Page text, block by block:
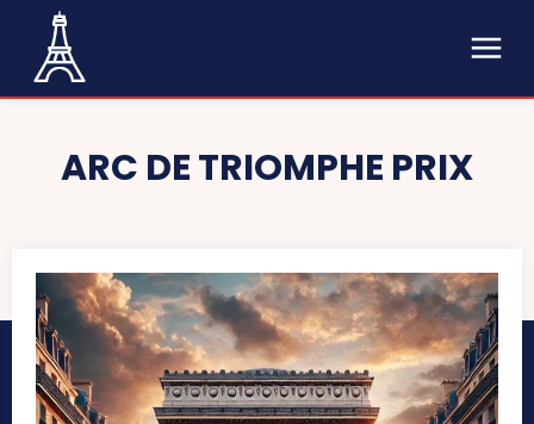
ARC DE TRIOMPHE PRIX